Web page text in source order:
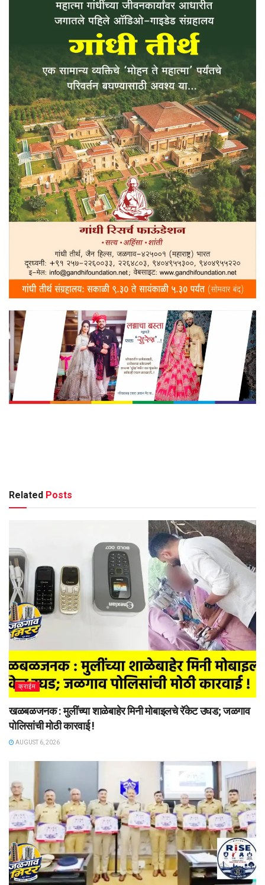
Related Posts
क्राईम
खळबळजनक : मुलींच्या शाळेबाहेर मिनी मोबाइलचे रॅकेट उघड; जळगाव
पोलिसांची मोठी कारवाई !
AUGUST 6, 2026